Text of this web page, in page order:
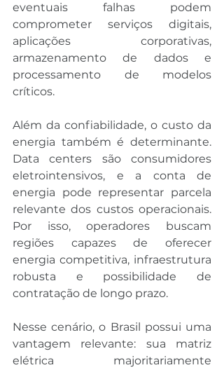
eventuais falhas podem
comprometer serviços digitais,
aplicações corporativas,
armazenamento de dados e
processamento de modelos
críticos.
Além da confiabilidade, o custo da
energia também é determinante.
Data centers são consumidores
eletrointensivos, e a conta de
energia pode representar parcela
relevante dos custos operacionais.
Por isso, operadores buscam
regiões capazes de oferecer
energia competitiva, infraestrutura
robusta e possibilidade de
contratação de longo prazo.
Nesse cenário, o Brasil possui uma
vantagem relevante: sua matriz
elétrica majoritariamente